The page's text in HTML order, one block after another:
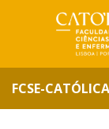
FCSE-CATÓLICA